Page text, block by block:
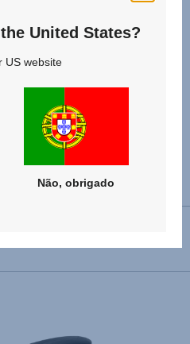
United States?
US website
Não, obrigado